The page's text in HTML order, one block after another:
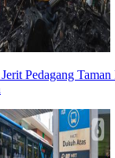
Jerit Pedagang